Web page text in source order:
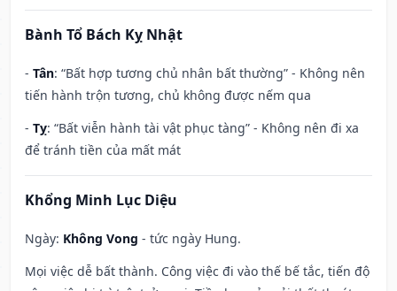
Bành Tổ Bách Kỵ Nhật
- Tân: “Bất hợp tương chủ nhân bất thường” - Không nên
tiến hành trộn tương, chủ không được nếm qua
- Tỵ: “Bất viễn hành tài vật phục tàng” - Không nên đi xa
để tránh tiền của mất mát
Khổng Minh Lục Diệu
Ngày: Không Vong - tức ngày Hung.
Mọi việc dễ bất thành. Công việc đi vào thế bế tắc, tiến độ